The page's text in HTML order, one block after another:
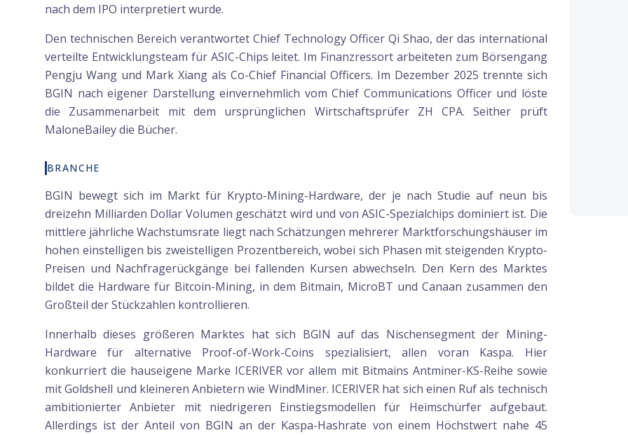
nach dem IPO interpretiert wurde.
Den technischen Bereich verantwortet Chief Technology Officer Qi Shao, der das international
verteilte Entwicklungsteam für ASIC-Chips leitet. Im Finanzressort arbeiteten zum Börsengang
Pengju Wang und Mark Xiang als Co-Chief Financial Officers. Im Dezember 2025 trennte sich
BGIN nach eigener Darstellung einvernehmlich vom Chief Communications Officer und löste
die Zusammenarbeit mit dem ursprünglichen Wirtschaftsprüfer ZH CPA. Seither prüft
MaloneBailey die Bücher.
BRANCHE
BGIN bewegt sich im Markt für Krypto-Mining-Hardware, der je nach Studie auf neun bis
dreizehn Milliarden Dollar Volumen geschätzt wird und von ASIC-Spezialchips dominiert ist. Die
mittlere jährliche Wachstumsrate liegt nach Schätzungen mehrerer Marktforschungshäuser im
hohen einstelligen bis zweistelligen Prozentbereich, wobei sich Phasen mit steigenden Krypto-
Preisen und Nachfragerückgänge bei fallenden Kursen abwechseln. Den Kern des Marktes
bildet die Hardware für Bitcoin-Mining, in dem Bitmain, MicroBT und Canaan zusammen den
Großteil der Stückzahlen kontrollieren.
Innerhalb dieses größeren Marktes hat sich BGIN auf das Nischensegment der Mining-
Hardware für alternative Proof-of-Work-Coins spezialisiert, allen voran Kaspa. Hier
konkurriert die hauseigene Marke ICERIVER vor allem mit Bitmains Antminer-KS-Reihe sowie
mit Goldshell und kleineren Anbietern wie WindMiner. ICERIVER hat sich einen Ruf als technisch
ambitionierter Anbieter mit niedrigeren Einstiegsmodellen für Heimschürfer aufgebaut.
Allerdings ist der Anteil von BGIN an der Kaspa-Hashrate von einem Höchstwert nahe 45